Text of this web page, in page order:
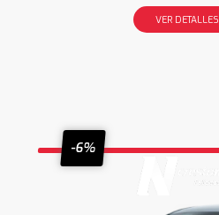
VER DETALLES
-6%